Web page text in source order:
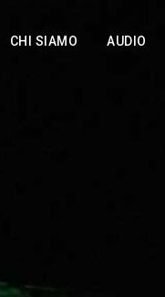
CHI SIAMO AUDIO